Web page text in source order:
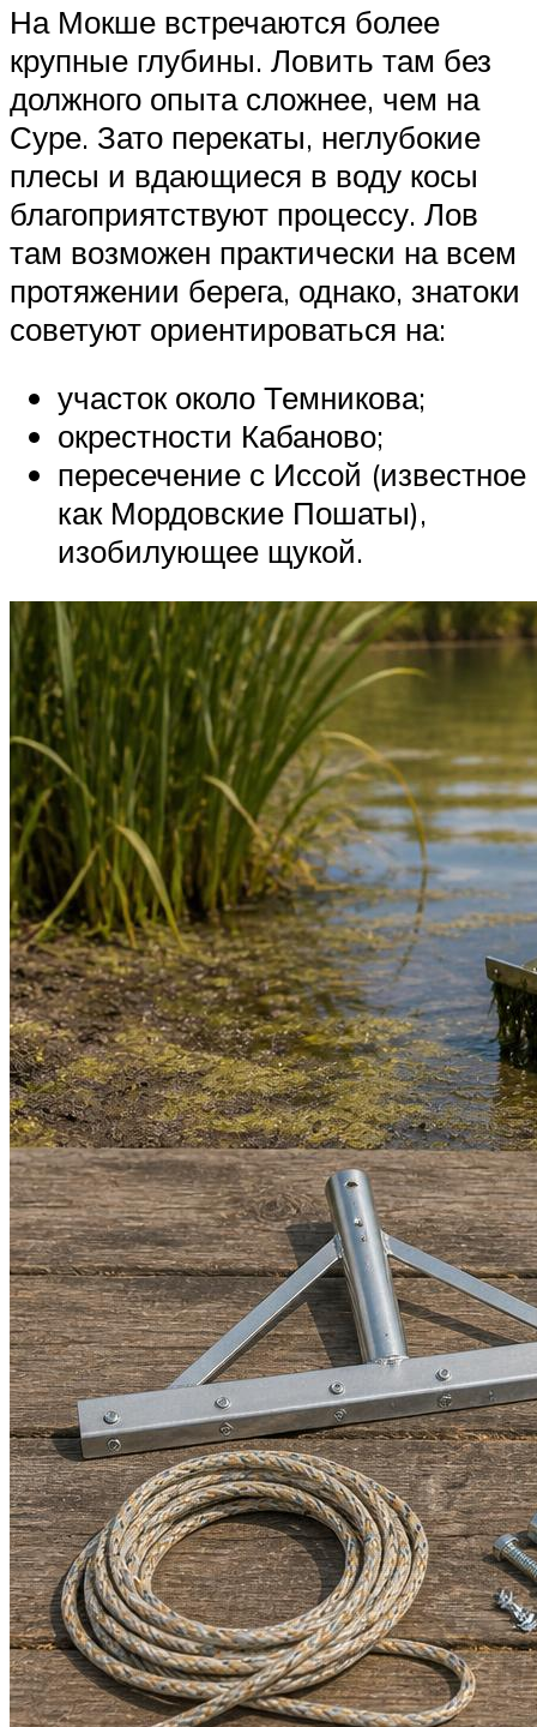
На Мокше встречаются более
крупные глубины. Ловить там без
должного опыта сложнее, чем на
Суре. Зато перекаты, неглубокие
плесы и вдающиеся в воду косы
благоприятствуют процессу. Лов
там возможен практически на всем
протяжении берега, однако, знатоки
советуют ориентироваться на:
участок около Темникова;
окрестности Кабаново;
пересечение с Иссой (известное
как Мордовские Пошаты),
изобилующее щукой.